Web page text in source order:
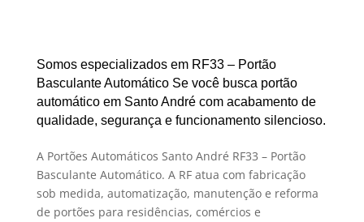
Somos especializados em RF33 – Portão
Basculante Automático Se você busca portão
automático em Santo André com acabamento de
qualidade, segurança e funcionamento silencioso.
A Portões Automáticos Santo André RF33 – Portão
Basculante Automático. A RF atua com fabricação
sob medida, automatização, manutenção e reforma
de portões para residências, comércios e